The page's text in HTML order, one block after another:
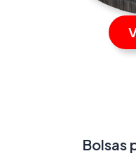
Bolsas